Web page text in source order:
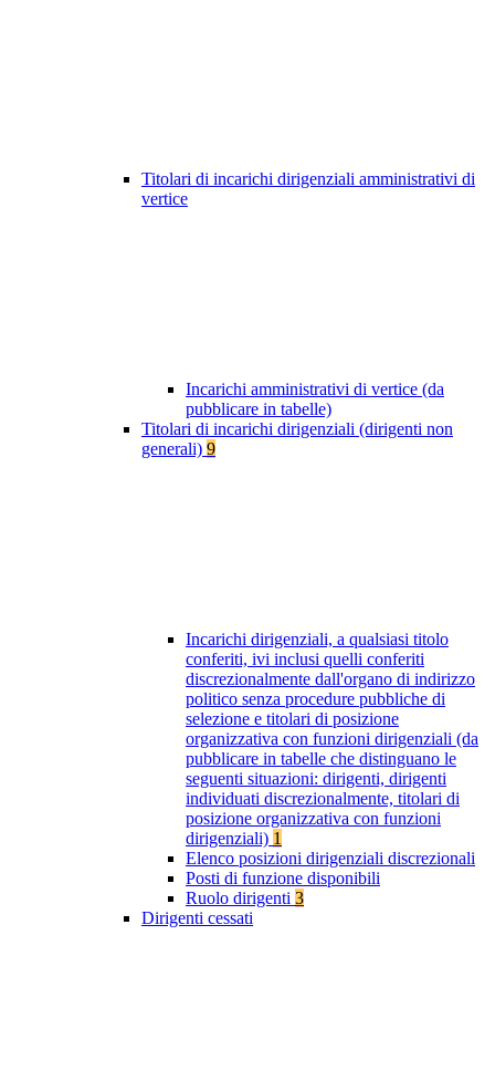
Titolari di incarichi dirigenziali amministrativi di
vertice
Incarichi amministrativi di vertice (da
pubblicare in tabelle)
Titolari di incarichi dirigenziali (dirigenti non
generali) 9
Incarichi dirigenziali, a qualsiasi titolo
conferiti, ivi inclusi quelli conferiti
discrezionalmente dall'organo di indirizzo
politico senza procedure pubbliche di
selezione e titolari di posizione
organizzativa con funzioni dirigenziali (da
pubblicare in tabelle che distinguano le
seguenti situazioni: dirigenti, dirigenti
individuati discrezionalmente, titolari di
posizione organizzativa con funzioni
dirigenziali) 1
Elenco posizioni dirigenziali discrezionali
Posti di funzione disponibili
Ruolo dirigenti 3
Dirigenti cessati